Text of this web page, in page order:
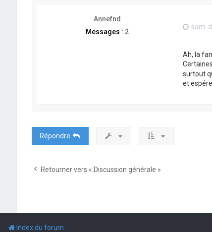
Annefnd
Messages : 2
sam.
Ah, la
surtout
et
Répondre
Retourner vers « Discussion générale »
Index du forum